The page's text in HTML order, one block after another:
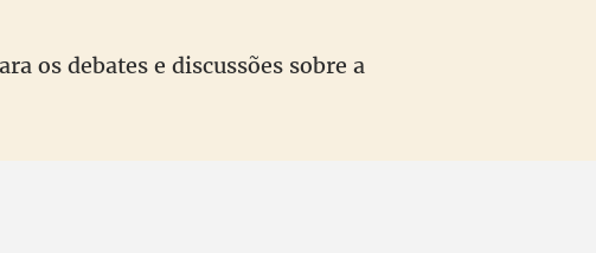
os debates e discussões sobre a